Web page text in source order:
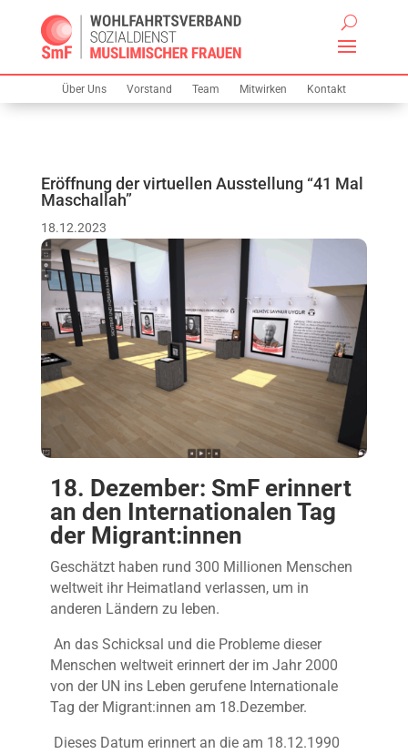
Über Uns Vorstand Team Mitwirken Kontakt
Eröffnung der virtuellen Ausstellung “41 Mal
Maschallah”
18.12.2023
18. Dezember: SmF erinnert
an den Internationalen Tag
der Migrant:innen
Geschätzt haben rund 300 Millionen Menschen
weltweit ihr Heimatland verlassen, um in
anderen Ländern zu leben.
An das Schicksal und die Probleme dieser
Menschen weltweit erinnert der im Jahr 2000
von der UN ins Leben gerufene Internationale
Tag der Migrant:innen am 18.Dezember.
Dieses Datum erinnert an die am 18.12.1990